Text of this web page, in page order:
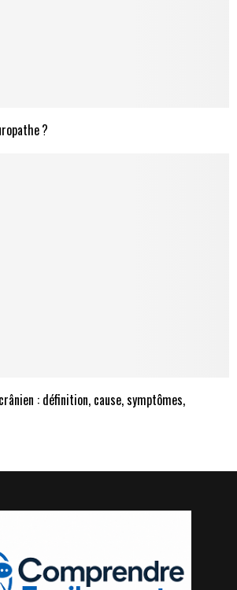
?
: définition, cause, symptômes,